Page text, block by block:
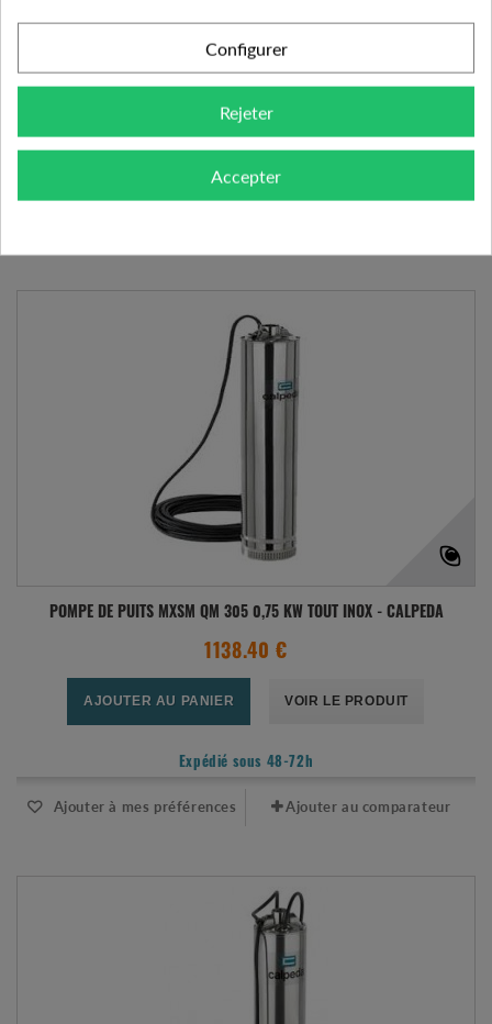
POMPE DE PUITS MXSM 305 0,75 KW TOUT INOX - CALPEDA
831.60 €
AJOUTER AU PANIER
Expédié sous 48-72h
POMPE DE PUITS MXSM QM 305 0,75 KW TOUT INOX - CALPEDA
1138.40 €
AJOUTER AU PANIER VOIR LE PRODUIT
Expédié sous 48-72h
Ajouter à mes préférences Ajouter au comparateur
Configurer
Rejeter
Accepter